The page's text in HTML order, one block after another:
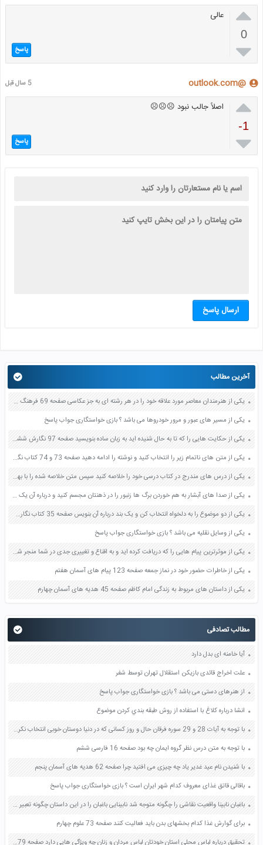

0

عالی
پاسخ
@outlook.com 5 سال قبل

-1

اصلاً جالب نبود ☹☹☹
پاسخ
ارسال پاسخ
آخرین مطالب
یکی از هنرمندان معاصر مورد علاقه خود را در هر رشته ای به جز عکاسی صفحه 69 فرهنگ و هنر نهم
یکی از مسیر های عبور و مرور خودروها می باشد ؟ بازی خواستگاری جواب پاسخ
یکی از حکایت هایی را که تا به حال شنیده اید به زبان ساده بنویسید صفحه 97 نگارش ششم دبستان
یکی از متن های ناتمام زیر را انتخاب کنید و نوشته را ادامه دهید صفحه 73 و 74 کتاب نگارش فارسی پنجم دبستان
یکی از درس های مندرج در کتاب درسی خود را خلاصه کنید سپس متن خلاصه شده را با بهره گیری از روش های دسته بندی نمودار جدول نقشه مفهومی نشان دهید صفحه 118 نگارش یازدهم
یکی از صدا های آبشار به هم خوردن برگ ها زنبور را در ذهنتان مجسم کنید و درباره آن یک بند بنویسید صفحه 11 نگارش پنجم
یکی از دو موضوع را به دلخواه انتخاب کن و یک بند درباره آن بنویس صفحه 35 کتاب نگارش فارسی سوم
یکی از وسایل نقلیه می باشد ؟ بازی خواستگاری جواب پاسخ
یکی از موثرترین پیام هایی را که دریافت کرده اید و به اقناع و تغییری جدی در شما منجر شده است برسی کنید و علت این تاثیر گذاری قابل توجه را بنویسید صفحه 52 تفکر و سواد رسانه ای دهم
یکی از خاطرات حضور خود در نماز جمعه صفحه 123 پیام های آسمان هفتم
یکی از داستان های مربوط به زندگی امام کاظم صفحه 45 هدیه های آسمان چهارم
مطالب تصادفی
آیا خامنه ای بدل دارد
علت اخراج قائدی بازیکن استقلال تهران توسط شفر
از هنرهای دستی می باشد ؟ بازی خواستگاری جواب پاسخ
انشا درباره کلاغ با استفاده از روش طبقه بندي كردن موضوع
با توجه به آیات 28 و 29 سوره فرقان حال و روز کسانی که در دنیا دوستان خوبی انتخاب نکرده اند را بیان کنید صفحه 93 پیام های آسمان نهم
با توجه به متن درس نظر گروه ایمان چه بود صفحه 16 فارسی ششم
با شنیدن نام عید غدیر یاد چه چیزی می افتید چرا صفحه 62 هدیه های آسمان پنجم
باقالی قاتق غذای معروف کدام شهر ایران است ؟ بازی خواستگاری جواب پاسخ
باغبان نابینا واقعیت نقاشی را چگونه متوجه شد نابینایی باغبان را در این داستان چگونه تعبیر می کنید صفحه 13 تفکر و سبک زندگی هشتم
برای گوارش غذا کدام بخشهای بدن باید فعالیت کنند صفحه 73 علوم چهارم
تحقیق درباره لباس محلی استان خودتان لباس مردان و زنان چه ویژگی هایی دارد صفحه 79 هدیه های آسمان ششم